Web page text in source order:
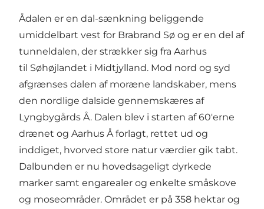
Ådalen er en dal-sænkning beliggende
umiddelbart vest for Brabrand Sø og er en del af
tunneldalen, der strækker sig fra Aarhus
til Søhøjlandet i Midtjylland. Mod nord og syd
afgrænses dalen af moræne landskaber, mens
den nordlige dalside gennemskæres af
Lyngbygårds Å. Dalen blev i starten af 60'erne
drænet og Aarhus Å forlagt, rettet ud og
inddiget, hvorved store natur værdier gik tabt.
Dalbunden er nu hovedsageligt dyrkede
marker samt engarealer og enkelte småskove
og moseområder. Området er på 358 hektar og